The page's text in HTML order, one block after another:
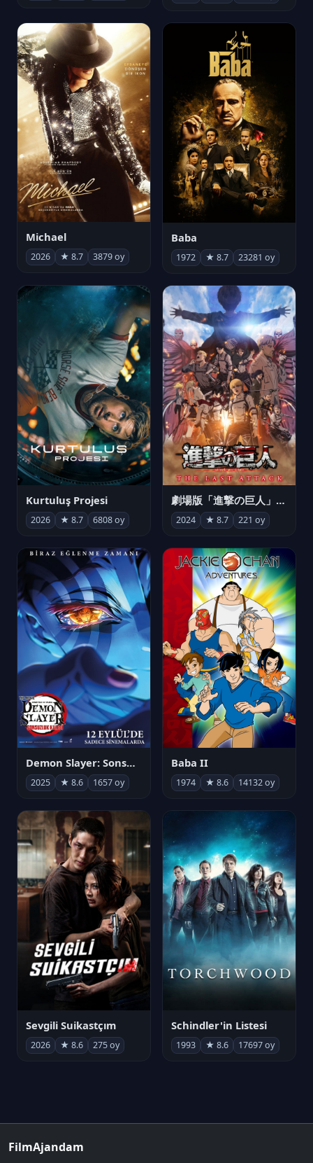
Michael
2026 ★ 8.7 3879 oy
Baba
1972 ★ 8.7 23281 oy
Kurtuluş Projesi
2026 ★ 8.7 6808 oy
劇場版「進撃の巨人」完結編 THE LAST ATTACK
2024 ★ 8.7 221 oy
Demon Slayer: Sonsuzluk Kalesi
2025 ★ 8.6 1657 oy
Baba II
1974 ★ 8.6 14132 oy
Sevgili Suikastçım
2026 ★ 8.6 275 oy
Schindler'in Listesi
1993 ★ 8.6 17697 oy
FilmAjandam